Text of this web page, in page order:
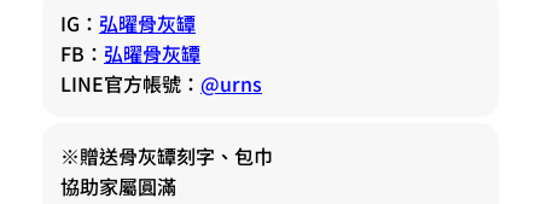
IG： 弘曜骨灰罈
FB： 弘曜骨灰罈
LINE官方帳號： @urns
※贈送骨灰罈刻字、包巾
協助家屬圓滿